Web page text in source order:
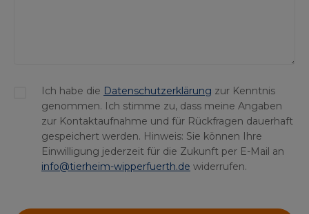
Ich habe die Datenschutzerklärung zur Kenntnis
genommen. Ich stimme zu, dass meine Angaben
zur Kontaktaufnahme und für Rückfragen dauerhaft
gespeichert werden. Hinweis: Sie können Ihre
Einwilligung jederzeit für die Zukunft per E-Mail an
info@tierheim-wipperfuerth.de widerrufen.